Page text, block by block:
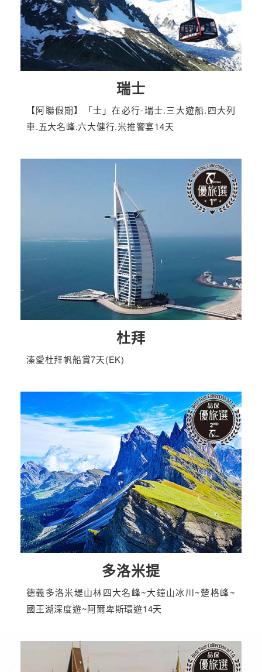
瑞士
【阿聯假期】「士」在必行-瑞士.三大遊船.四大列
車.五大名峰.六大健行.米推饗宴14天
杜拜
溱愛杜拜帆船賞7天(EK)
多洛米提
德義多洛米堤山林四大名峰~大鐘山冰川~楚格峰~
國王湖深度遊~阿爾卑斯環遊14天